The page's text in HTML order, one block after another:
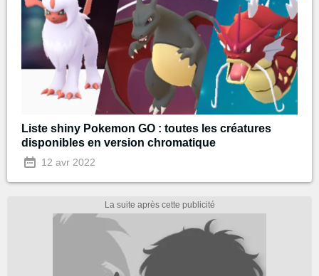
Liste shiny Pokemon GO : toutes les créatures
disponibles en version chromatique
12 avr 2022